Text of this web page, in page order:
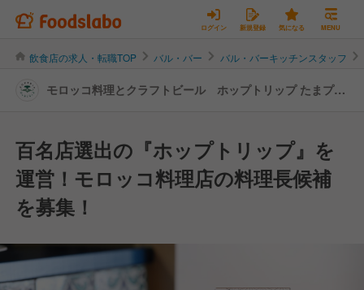
ログイン 新規登録 気になる MENU
飲食店の求人・転職TOP バル・バー バル・バーキッチンスタッフ
モロッコ料理とクラフトビール ホップトリップ たまプラ
百名店選出の『ホップトリップ』を
運営！モロッコ料理店の料理長候補
を募集！